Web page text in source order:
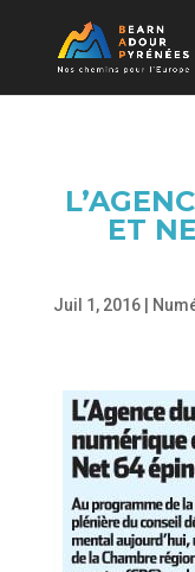
ET
Juil 1, 2016|